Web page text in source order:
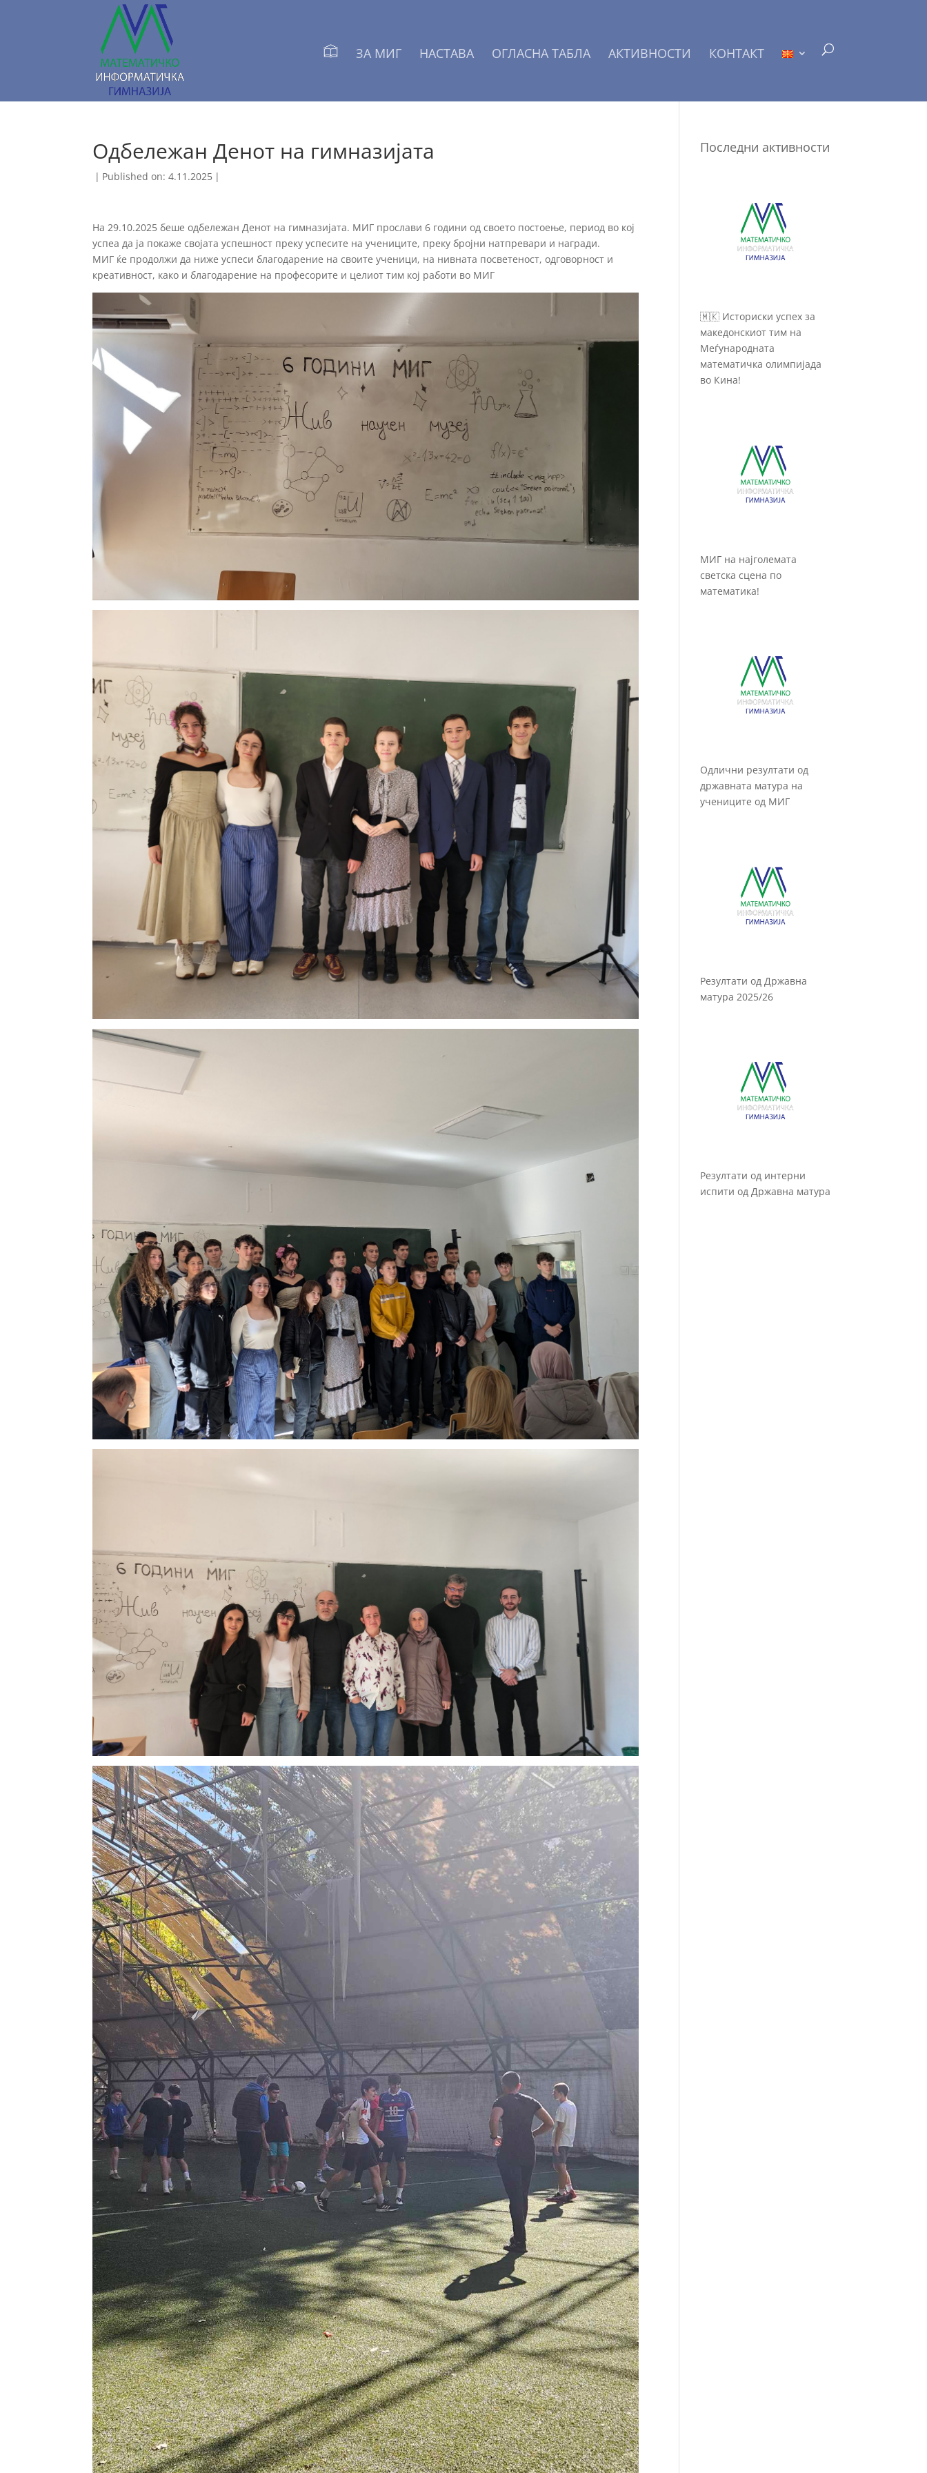
ЗА МИГ НАСТАВА ОГЛАСНА ТАБЛА АКТИВНОСТИ КОНТАКТ
Одбележан Денот на гимназијата
| Published on: 4.11.2025 |
На 29.10.2025 беше одбележан Денот на гимназијата. МИГ прослави 6 години од своето постоење, период во кој
успеа да ја покаже својата успешност преку успесите на учениците, преку бројни натпревари и награди.
МИГ ќе продолжи да ниже успеси благодарение на своите ученици, на нивната посветеност, одговорност и
креативност, како и благодарение на професорите и целиот тим кој работи во МИГ
Последни активности
🇲🇰 Историски успех за
македонскиот тим на
Меѓународната
математичка олимпијада
во Кина!
МИГ на најголемата
светска сцена по
математика!
Одлични резултати од
државната матура на
учениците од МИГ
Резултати од Државна
матура 2025/26
Резултати од интерни
испити од Државна матура